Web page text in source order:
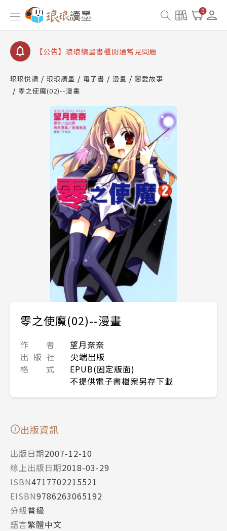
0
查詢
【公告】琅琅讀墨數位閱讀資產合併與書櫃開通申請
【公告】琅琅讀墨 3 分鐘完成書櫃開通與資產合併申
【公告】琅琅書店服務升級重要說明及資產合併結果
查詢
琅琅悅讀 琅琅讀墨 電子書 漫畫
戀愛故事
零之使魔(02)--漫畫
零之使魔(02)--漫畫
作 者
望月奈奈
出 版 社
尖端出版
格 式
EPUB(固定版面)
不提供電子書檔案另存下載
出版資訊
出版日期2007-12-10
線上出版日期2018-03-29
ISBN4717702215521
EISBN9786263065192
分級普級
語言繁體中文